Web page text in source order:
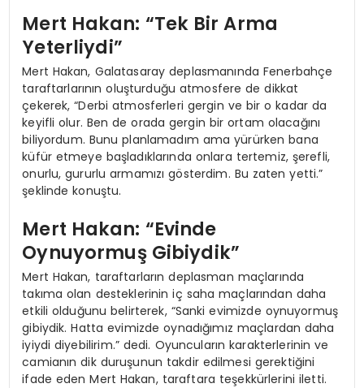
Mert Hakan: “Tek Bir Arma
Yeterliydi”
Mert Hakan, Galatasaray deplasmanında Fenerbahçe
taraftarlarının oluşturduğu atmosfere de dikkat
çekerek, “Derbi atmosferleri gergin ve bir o kadar da
keyifli olur. Ben de orada gergin bir ortam olacağını
biliyordum. Bunu planlamadım ama yürürken bana
küfür etmeye başladıklarında onlara tertemiz, şerefli,
onurlu, gururlu armamızı gösterdim. Bu zaten yetti.”
şeklinde konuştu.
Mert Hakan: “Evinde
Oynuyormuş Gibiydik”
Mert Hakan, taraftarların deplasman maçlarında
takıma olan desteklerinin iç saha maçlarından daha
etkili olduğunu belirterek, “Sanki evimizde oynuyormuş
gibiydik. Hatta evimizde oynadığımız maçlardan daha
iyiydi diyebilirim.” dedi. Oyuncuların karakterlerinin ve
camianın dik duruşunun takdir edilmesi gerektiğini
ifade eden Mert Hakan, taraftara teşekkürlerini iletti.